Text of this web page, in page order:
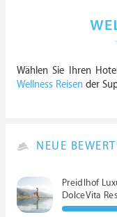
Wählen Sie Ihren
Wellness Reisen der
NEUE
Preidlhof
DolceVita
*****